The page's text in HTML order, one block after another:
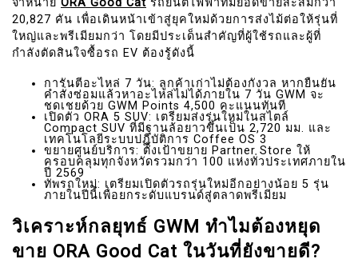
20,827 คัน เพื่อเดินหน้าเข้าสู่ยุคใหม่ด้วยการส่งไม้ต่อให้รุ่นที่
ใหญ่และพรีเมียมกว่า โดยมีประเด็นสำคัญที่ผู้ใช้รถและผู้ที่
กำลังตัดสินใจซื้อรถ EV ต้องรู้ดังนี้
การันตีอะไหล่ 7 วัน: ลูกค้าเก่าไม่ต้องกังวล หากยืนยัน
คำสั่งซ่อมแล้วหาอะไหล่ไม่ได้ภายใน 7 วัน GWM จะ
ชดเชยด้วย GWM Points 4,500 คะแนนทันที
เปิดตัว ORA 5 SUV: เตรียมส่งรุ่นใหม่ในสไตล์
Compact SUV ที่มีฐานล้อยาวขึ้นเป็น 2,720 มม. และ
เทคโนโลยีระบบปฏิบัติการ Coffee OS 3
ขยายศูนย์บริการ: ตั้งเป้าขยาย Partner Store ให้
ครอบคลุมทุกจังหวัดรวมกว่า 100 แห่งทั่วประเทศภายใน
ปี 2569
ทัพรถใหม่: เตรียมเปิดตัวรถรุ่นใหม่อีกอย่างน้อย 5 รุ่น
ภายในปีนี้เพื่อยกระดับแบรนด์สู่ตลาดพรีเมียม
วิเคราะห์กลยุทธ์ GWM ทำไมต้องหยุด
ขาย ORA Good Cat ในวันที่ยังขายดี?